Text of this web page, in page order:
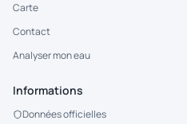
Carte
Contact
Analyser mon eau
Informations
Données officielles